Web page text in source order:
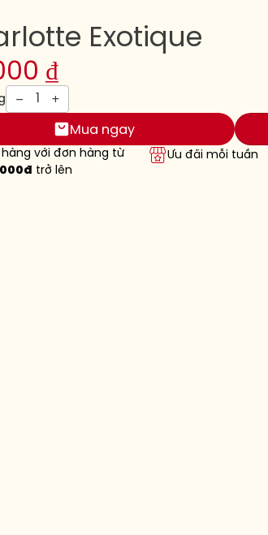
Exotique
₫
1
Mua ngay
hàng với đơn hàng từ
trở lên
Ưu đãi mỗi tuần